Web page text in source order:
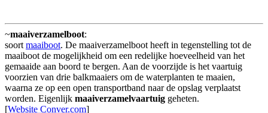
~maaiverzamelboot:
soort maaiboot. De maaiverzamelboot heeft in tegenstelling tot de
maaiboot de mogelijkheid om een redelijke hoeveelheid van het
gemaaide aan boord te bergen. Aan de voorzijde is het vaartuig
voorzien van drie balkmaaiers om de waterplanten te maaien,
waarna ze op een open transportband naar de opslag verplaatst
worden. Eigenlijk maaiverzamelvaartuig geheten.
[Website Conver.com]